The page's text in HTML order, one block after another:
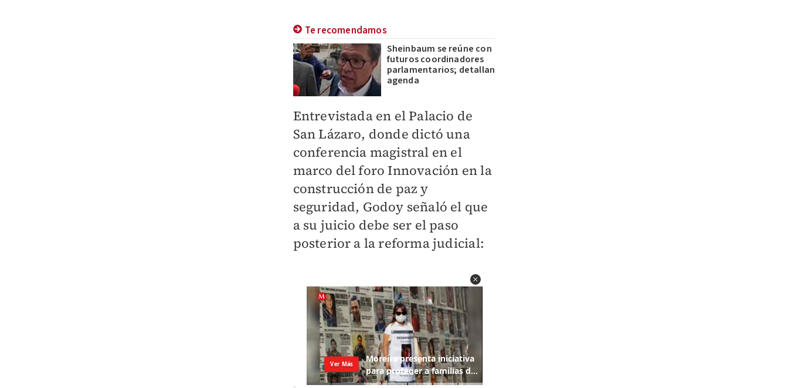
Te recomendamos
Sheinbaum se reúne con
futuros coordinadores
parlamentarios; detallan
agenda
Entrevistada en el Palacio de
San Lázaro, donde dictó una
conferencia magistral en el
marco del foro Innovación en la
construcción de paz y
seguridad, Godoy señaló el que
a su juicio debe ser el paso
posterior a la reforma judicial: